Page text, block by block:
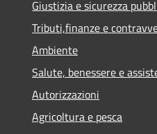
Giustizia e sicurezza
Tributi,finanze e
Ambiente
Salute, benessere e
Autorizzazioni
Agricoltura e pesca